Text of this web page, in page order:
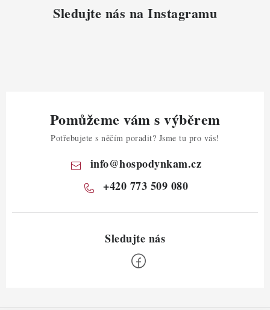
Sledujte nás na Instagramu
Pomůžeme vám s výběrem
Potřebujete s něčím poradit? Jsme tu pro vás!
info@hospodynkam.cz
+420 773 509 080